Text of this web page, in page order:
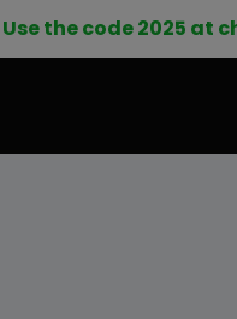
Use the code 2025 at